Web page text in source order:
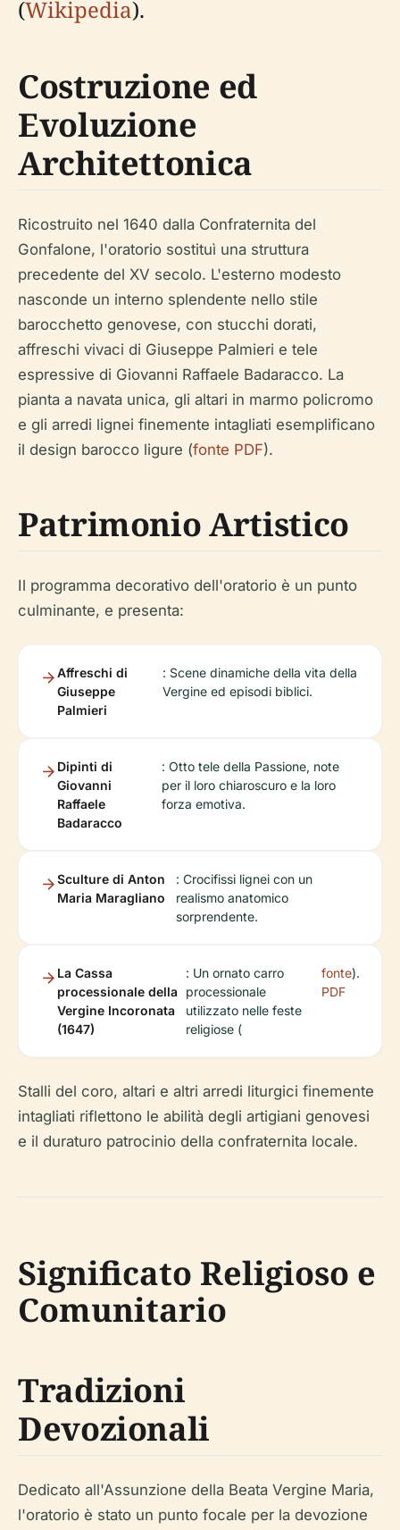
(Wikipedia).
Costruzione ed
Evoluzione
Architettonica
Ricostruito nel 1640 dalla Confraternita del
Gonfalone, l'oratorio sostituì una struttura
precedente del XV secolo. L'esterno modesto
nasconde un interno splendente nello stile
barocchetto genovese, con stucchi dorati,
affreschi vivaci di Giuseppe Palmieri e tele
espressive di Giovanni Raffaele Badaracco. La
pianta a navata unica, gli altari in marmo policromo
e gli arredi lignei finemente intagliati esemplificano
il design barocco ligure (fonte PDF).
Patrimonio Artistico
Il programma decorativo dell'oratorio è un punto
culminante, e presenta:
Affreschi di
Giuseppe
Palmieri
: Scene dinamiche della vita della
Vergine ed episodi biblici.
Dipinti di
Giovanni
Raffaele
Badaracco
: Otto tele della Passione, note
per il loro chiaroscuro e la loro
forza emotiva.
Sculture di Anton
Maria Maragliano
: Crocifissi lignei con un
realismo anatomico
sorprendente.
La Cassa
processionale della
Vergine Incoronata
(1647)
: Un ornato carro
processionale
utilizzato nelle feste
religiose (
fonte
PDF
).
Stalli del coro, altari e altri arredi liturgici finemente
intagliati riflettono le abilità degli artigiani genovesi
e il duraturo patrocinio della confraternita locale.
Significato Religioso e
Comunitario
Tradizioni
Devozionali
Dedicato all'Assunzione della Beata Vergine Maria,
l'oratorio è stato un punto focale per la devozione